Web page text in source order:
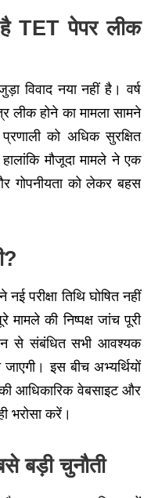
TET पेपर लीक
विवाद नया नहीं है। वर्ष
लीक होने का मामला सामने
को अधिक सुरक्षित
मौजूदा मामले ने एक
और गोपनीयता को लेकर बहस
नई परीक्षा तिथि घोषित नहीं
की निष्पक्ष जांच पूरी
से संबंधित सभी आवश्यक
इस बीच अभ्यर्थियों
आधिकारिक वेबसाइट और
भरोसा करें।
बड़ी चुनौती